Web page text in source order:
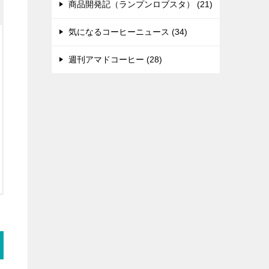
商品開発記（ランプンロブスタ） (21)
気になるコーヒーニュース (34)
週刊アマドコーヒー (28)